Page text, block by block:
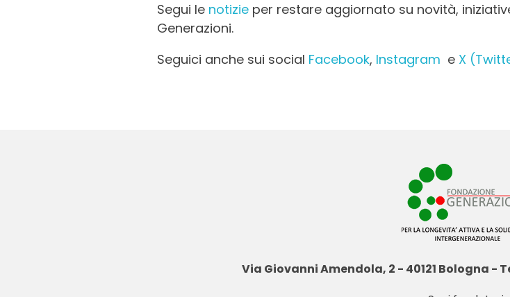
Segui le notizie per restare aggiornato su novità,
Generazioni.
Seguici anche sui social Facebook, Instagram e X
Via Giovanni Amendola, 2 - 40121 Bologna -